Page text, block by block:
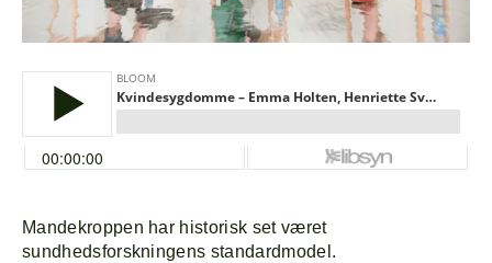
Mandekroppen har historisk set været
sundhedsforskningens standardmodel.